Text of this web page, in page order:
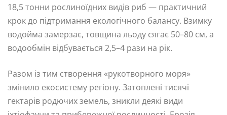
18,5 тонни рослиноїдних видів риб — практичний
крок до підтримання екологічного балансу. Взимку
водойма замерзає, товщина льоду сягає 50–80 см, а
водообмін відбувається 2,5–4 рази на рік.
Разом із тим створення «рукотворного моря»
змінило екосистему регіону. Затоплені тисячі
гектарів родючих земель, зникли деякі види